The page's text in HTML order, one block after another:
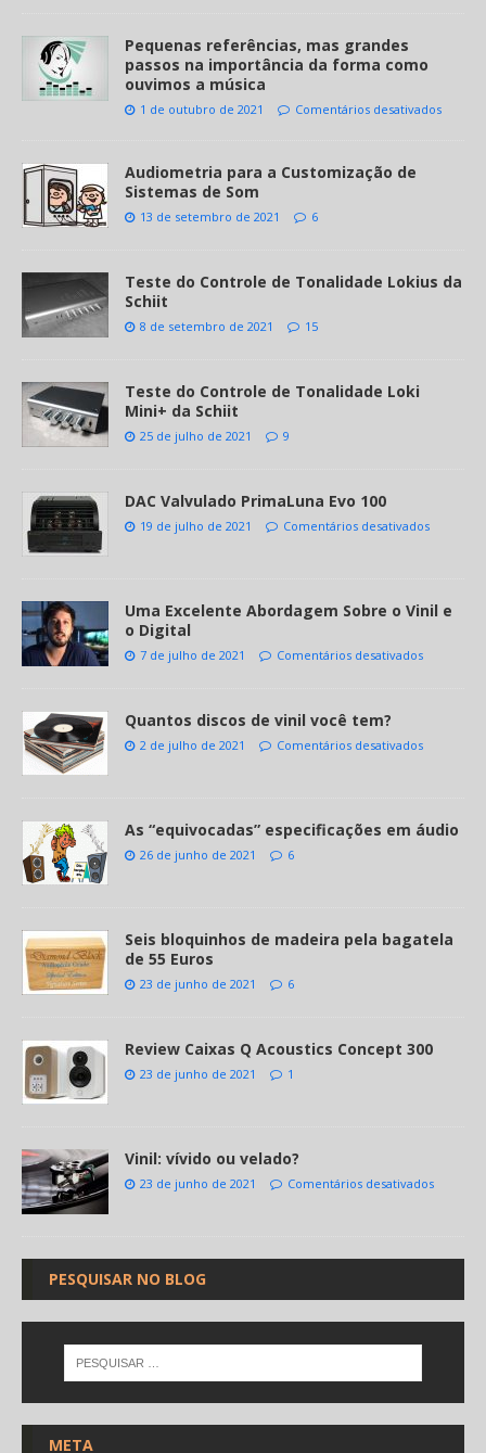
Pequenas referências, mas grandes
passos na importância da forma como
ouvimos a música
1 de outubro de 2021 Comentários desativados
Audiometria para a Customização de
Sistemas de Som
13 de setembro de 2021 6
Teste do Controle de Tonalidade Lokius da
Schiit
8 de setembro de 2021 15
Teste do Controle de Tonalidade Loki
Mini+ da Schiit
25 de julho de 2021 9
DAC Valvulado PrimaLuna Evo 100
19 de julho de 2021 Comentários desativados
Uma Excelente Abordagem Sobre o Vinil e
o Digital
7 de julho de 2021 Comentários desativados
Quantos discos de vinil você tem?
2 de julho de 2021 Comentários desativados
As “equivocadas” especificações em áudio
26 de junho de 2021 6
Seis bloquinhos de madeira pela bagatela
de 55 Euros
23 de junho de 2021 6
Review Caixas Q Acoustics Concept 300
23 de junho de 2021 1
Vinil: vívido ou velado?
23 de junho de 2021 Comentários desativados
PESQUISAR NO BLOG
META